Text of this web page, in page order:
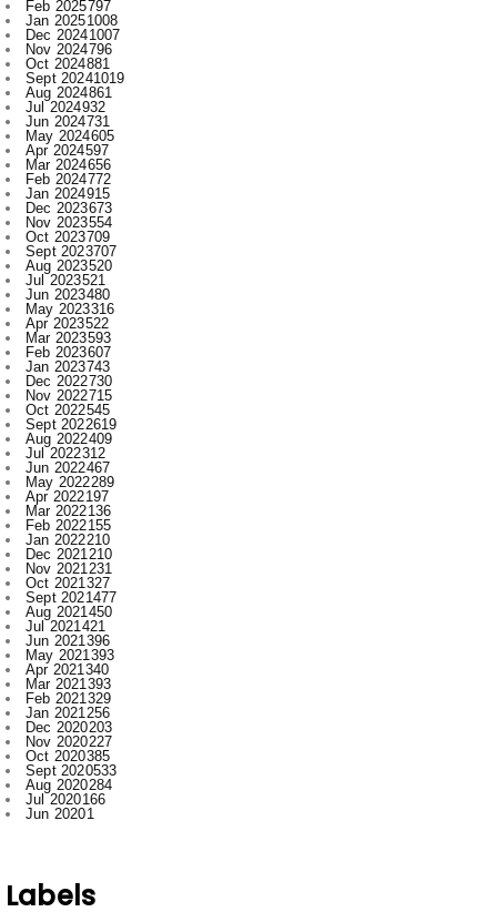
Sept 20241019
Aug 2024861
Jul 2024932
Jun 2024731
May 2024605
Apr 2024597
Mar 2024656
Feb 2024772
Jan 2024915
Dec 2023673
Nov 2023554
Oct 2023709
Sept 2023707
Aug 2023520
Jul 2023521
Jun 2023480
May 2023316
Apr 2023522
Mar 2023593
Feb 2023607
Jan 2023743
Dec 2022730
Nov 2022715
Oct 2022545
Sept 2022619
Aug 2022409
Jul 2022312
Jun 2022467
May 2022289
Apr 2022197
Mar 2022136
Feb 2022155
Jan 2022210
Dec 2021210
Nov 2021231
Oct 2021327
Sept 2021477
Aug 2021450
Jul 2021421
Jun 2021396
May 2021393
Apr 2021340
Mar 2021393
Feb 2021329
Jan 2021256
Dec 2020203
Nov 2020227
Oct 2020385
Sept 2020533
Aug 2020284
Jul 2020166
Jun 20201
Ambagarh
Ambagarh Chauki